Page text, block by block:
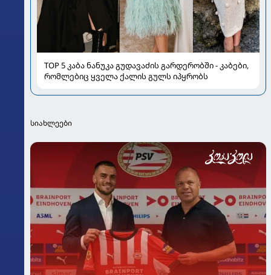
TOP 5 კაბა ნანუკა გუდავაძის გარდერობში - კაბები,
რომლებიც ყველა ქალის გულს იპყრობს
სიახლეები